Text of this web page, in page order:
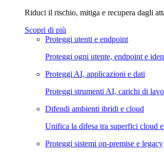
Riduci il rischio, mitiga e recupera dagli
Scopri di più
Proteggi utenti e endpoint
Proteggi ogni utente, endpoint e
Proteggi AI, applicazioni e dati
Proteggi strumenti AI, carichi di
Difendi ambienti ibridi e cloud
Unifica la difesa tra superfici cloud
Proteggi sistemi on-premise e legacy